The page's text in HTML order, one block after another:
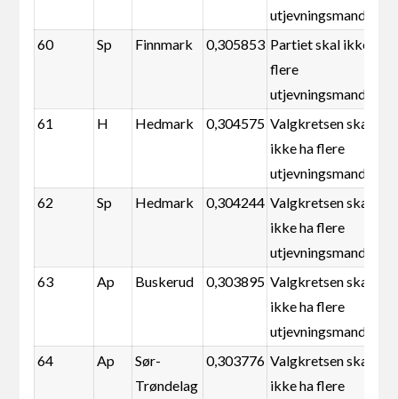
utjevningsmandater
60
Sp Finnmark 0,305853 Partiet skal ikke ha
flere
utjevningsmandater
61
H Hedmark 0,304575 Valgkretsen skal
ikke ha flere
utjevningsmandater
62
Sp Hedmark 0,304244 Valgkretsen skal
ikke ha flere
utjevningsmandater
63
Ap Buskerud 0,303895 Valgkretsen skal
ikke ha flere
utjevningsmandater
64
Ap
Sør-
Trøndelag
0,303776 Valgkretsen skal
ikke ha flere